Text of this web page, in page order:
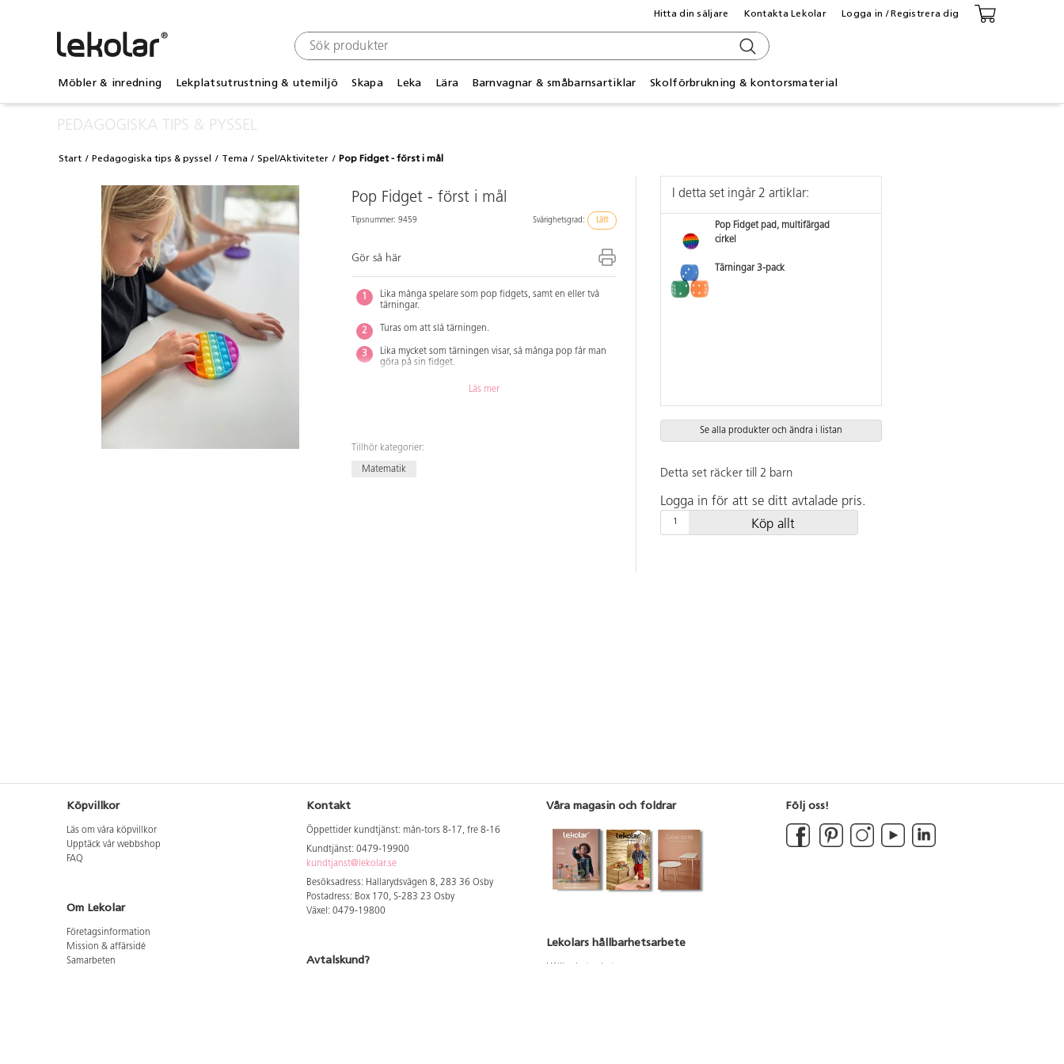
Möbler & inredning Lekplatsutrustning & utemiljö Skapa Leka Lära Barnvagnar & småbarnsartiklar Skolförbrukning & kontorsmaterial
Hitta din säljare Kontakta Lekolar Logga in / Registrera dig
PEDAGOGISKA TIPS & PYSSEL
Start Pedagogiska tips & pyssel Tema Spel/Aktiviteter Pop Fidget - först i mål
Pop Fidget - först i mål
Tipsnummer: 9459 Svårighetsgrad: Lätt
Gör så här
Lika många spelare som pop fidgets, samt en eller två
tärningar.
Turas om att slå tärningen.
Lika mycket som tärningen visar, så många pop får man
göra på sin fidget.
Den som poppat upp hela sin fidget först vinner!
valv.
Läs mer
Tillhör kategorier:
Matematik
I detta set ingår 2 artiklar:
Pop Fidget pad, multifärgad
cirkel
Tärningar 3-pack
Se alla produkter och ändra i listan
Detta set räcker till 2 barn
Logga in för att se ditt avtalade pris.
Köp allt
Köpvillkor
Läs om våra köpvillkor
Upptäck vår webbshop
FAQ
Om Lekolar
Företagsinformation
Mission & affärsidé
Samarbeten
Kontakt
Öppettider kundtjänst: mån-tors 8-17, fre 8-16
Kundtjänst: 0479-19900
kundtjanst@lekolar.se
Besöksadress: Hallarydsvägen 8, 283 36 Osby
Postadress: Box 170, S-283 23 Osby
Växel: 0479-19800
Avtalskund?
Våra magasin och foldrar
Lekolars hållbarhetsarbete
Följ oss!